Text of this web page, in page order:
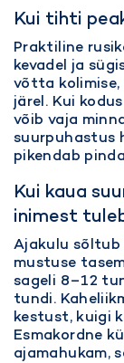
Kui tihti
Praktiline
kevadel ja
võtta kolimise,
järel. Kui
võib vaja
suurpuhastus
pikendab
Kui kaua
inimest
Ajakulu sõltub
mustuse
sageli 8–12
tundi.
kestust, kuigi
Esmakordne
ajamahukam,